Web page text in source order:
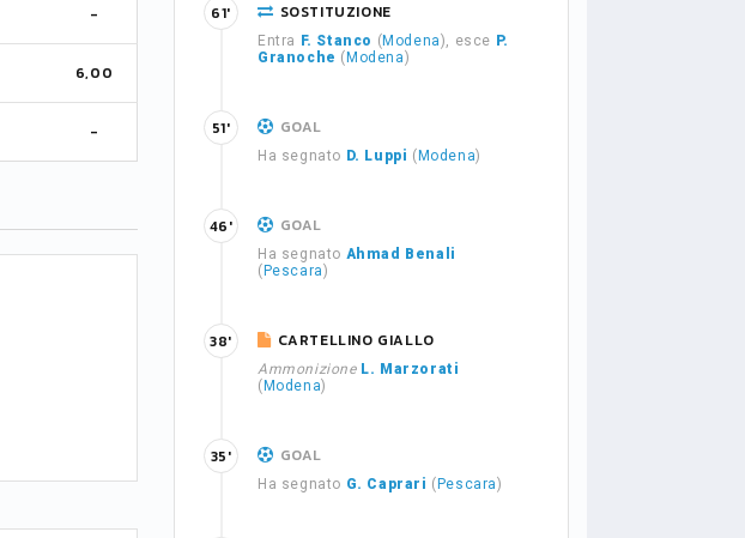
-
6,00
-
SOSTITUZIONE
Entra F. Stanco ( Modena), esce P.
Granoche ( Modena)
61'
GOAL
Ha segnato D. Luppi ( Modena)
51'
GOAL
Ha segnato Ahmad Benali
( Pescara)
46'
CARTELLINO GIALLO
Ammonizione L. Marzorati
( Modena)
38'
GOAL
Ha segnato G. Caprari ( Pescara)
35'